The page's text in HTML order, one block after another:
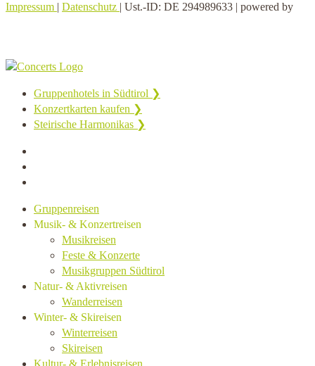
Impressum | Datenschutz | Ust.-ID: DE 294989633 | powered by
Gruppenhotels in Südtirol ❯
Konzertkarten kaufen ❯
Steirische Harmonikas ❯
Gruppenreisen
Musik- & Konzertreisen
Musikreisen
Feste & Konzerte
Musikgruppen Südtirol
Natur- & Aktivreisen
Wanderreisen
Winter- & Skireisen
Winterreisen
Skireisen